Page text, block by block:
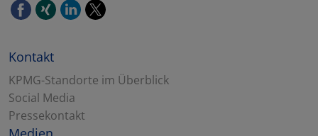
Kontakt
KPMG-Standorte im Überblick
Social Media
Pressekontakt